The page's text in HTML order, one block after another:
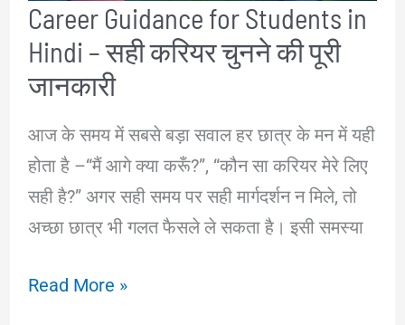
करियर
कौन-
सा
Career Guidance for Students in
Hindi – सही करियर चुनने की पूरी
जानकारी
आज के समय में सबसे बड़ा सवाल हर छात्र के मन में यही
होता है –“मैं आगे क्या करूँ?”, “कौन सा करियर मेरे लिए
सही है?” अगर सही समय पर सही मार्गदर्शन न मिले, तो
अच्छा छात्र भी गलत फैसले ले सकता है। इसी समस्या
Career
Read More »